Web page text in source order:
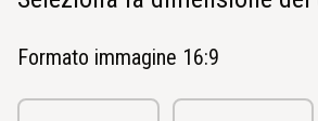
Formato immagine 16:9